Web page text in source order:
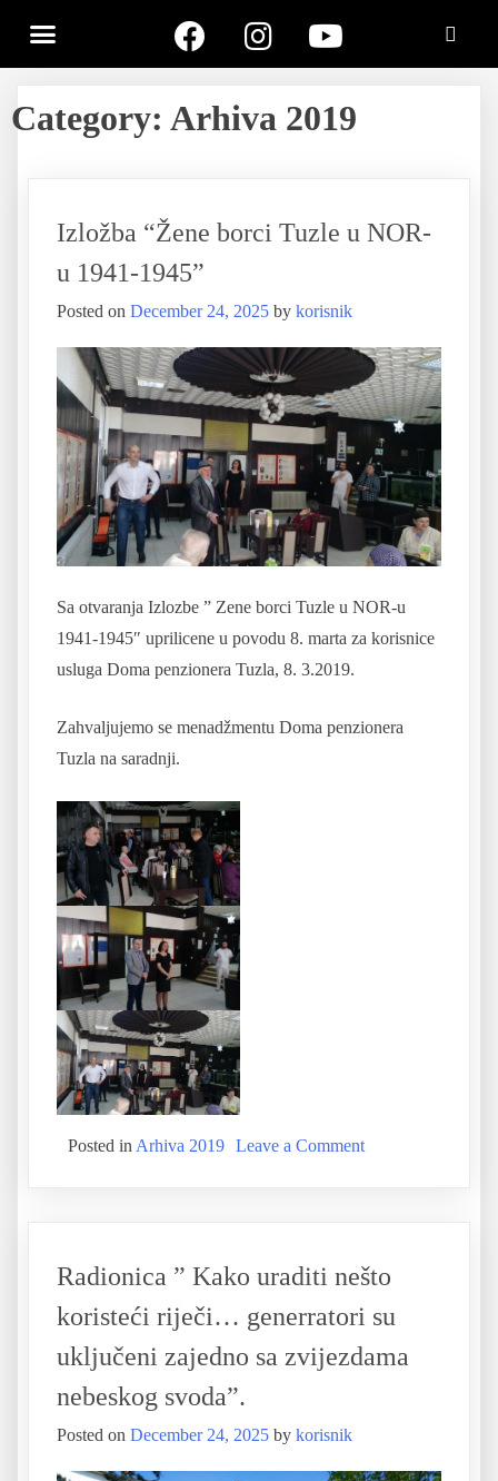
Category: Arhiva 2019
Izložba “Žene borci Tuzle u NOR-
u 1941-1945”
Posted on December 24, 2025 by korisnik
Sa otvaranja Izlozbe ” Zene borci Tuzle u NOR-u
1941-1945″ uprilicene u povodu 8. marta za korisnice
usluga Doma penzionera Tuzla, 8. 3.2019.
Zahvaljujemo se menadžmentu Doma penzionera
Tuzla na saradnji.
Posted in Arhiva 2019 Leave a Comment
Radionica ” Kako uraditi nešto
koristeći riječi… generratori su
uključeni zajedno sa zvijezdama
nebeskog svoda”.
Posted on December 24, 2025 by korisnik